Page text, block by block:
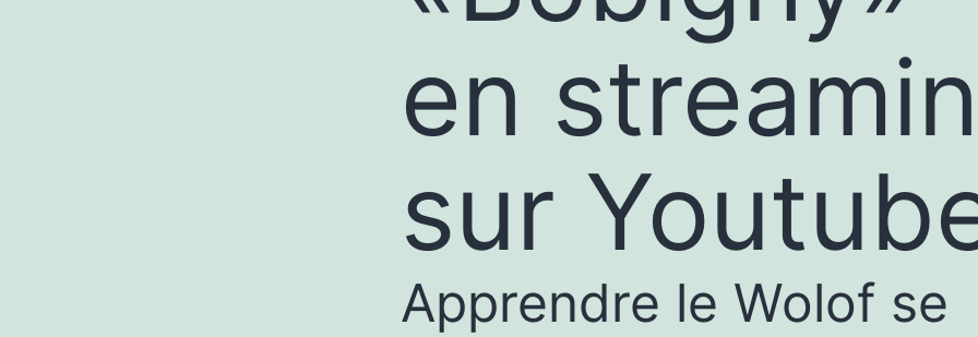
en
sur
Apprendre le Wolof se